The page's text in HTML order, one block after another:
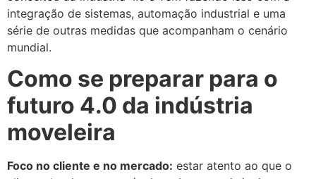
integração de sistemas, automação industrial e uma
série de outras medidas que acompanham o cenário
mundial.
Como se preparar para o
futuro 4.0 da indústria
moveleira
Foco no cliente e no mercado: estar atento ao que o